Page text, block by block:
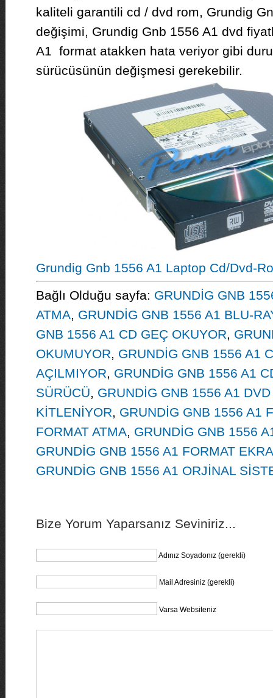
kaliteli garantili cd / dvd rom, Grundig
değişimi, Grundig Gnb 1556 A1 dvd
A1 format atakken hata veriyor gibi
sürücüsünün değişmesi gerekebilir.
Grundig Gnb 1556 A1 Laptop Cd/Dvd-
Bağlı Olduğu sayfa: GRUNDİG GNB
ATMA, GRUNDİG GNB 1556 A1 BLU-
GNB 1556 A1 CD GEÇ OKUYOR,
OKUMUYOR, GRUNDİG GNB 1556 A1
AÇILMIYOR, GRUNDİG GNB 1556 A1
SÜRÜCÜ, GRUNDİG GNB 1556 A1
KİTLENİYOR, GRUNDİG GNB 1556 A1
FORMAT ATMA, GRUNDİG GNB 1556
GRUNDİG GNB 1556 A1 FORMAT
GRUNDİG GNB 1556 A1 ORJİNAL
Bize Yorum Yaparsanız Seviniriz...
Adınız Soyadonız (gerekli)
Mail Adresiniz (gerekli)
Varsa Websiteniz